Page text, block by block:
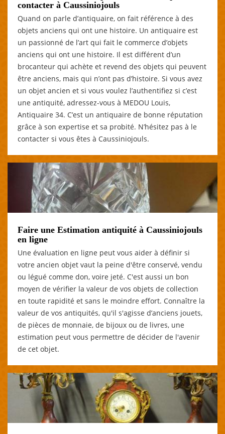
contacter à Caussiniojouls
Quand on parle d’antiquaire, on fait référence à des
objets anciens qui ont une histoire. Un antiquaire est
un passionné de l’art qui fait le commerce d’objets
anciens qui ont une histoire. Il est différent d’un
brocanteur qui achète et revend des objets qui peuvent
être anciens, mais qui n’ont pas d’histoire. Si vous avez
un objet ancien et si vous voulez l’authentifiez si c’est
une antiquité, adressez-vous à MEDOU Louis,
Antiquaire 34. C’est un antiquaire de bonne réputation
grâce à son expertise et sa probité. N’hésitez pas à le
contacter si vous êtes à Caussiniojouls.
Faire une Estimation antiquité à Caussiniojouls
en ligne
Une évaluation en ligne peut vous aider à définir si
votre ancien objet vaut la peine d'être conservé, vendu
ou légué comme don, voire jeté. C'est aussi un bon
moyen de vérifier la valeur de vos objets de collection
en toute rapidité et sans le moindre effort. Connaître la
valeur de vos antiquités, qu'il s'agisse d’anciens jouets,
de pièces de monnaie, de bijoux ou de livres, une
estimation peut vous permettre de décider de l'avenir
de cet objet.